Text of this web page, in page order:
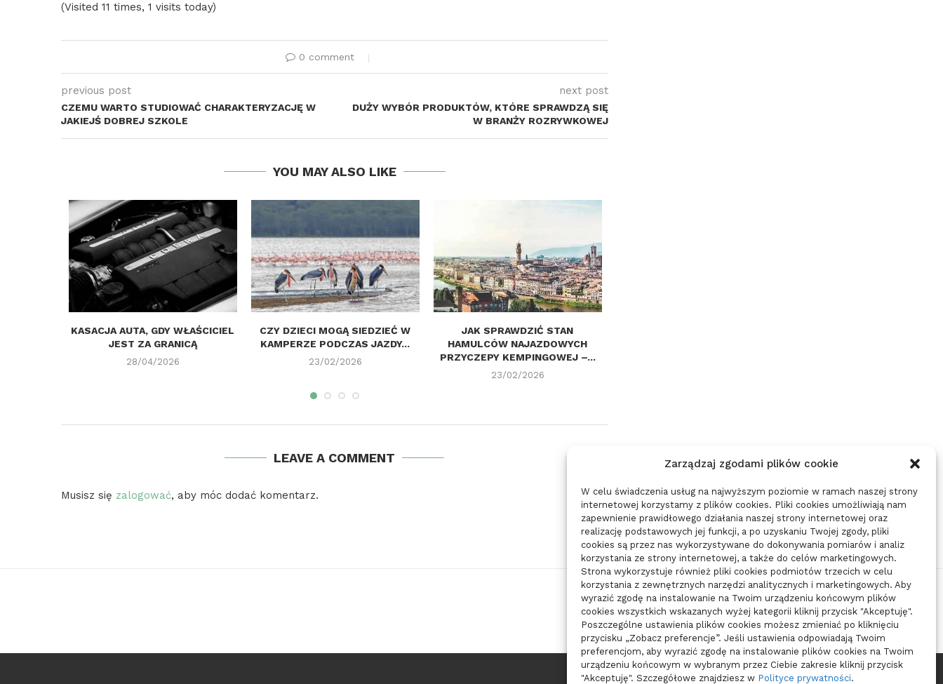
Zarządzaj zgodami plików cookie
W celu świadczenia usług na najwyższym poziomie w ramach naszej strony
internetowej korzystamy z plików cookies. Pliki cookies umożliwiają nam
zapewnienie prawidłowego działania naszej strony internetowej oraz
realizację podstawowych jej funkcji, a po uzyskaniu Twojej zgody, pliki
cookies są przez nas wykorzystywane do dokonywania pomiarów i analiz
korzystania ze strony internetowej, a także do celów marketingowych.
Strona wykorzystuje również pliki cookies podmiotów trzecich w celu
korzystania z zewnętrznych narzędzi analitycznych i marketingowych. Aby
wyrazić zgodę na instalowanie na Twoim urządzeniu końcowym plików
cookies wszystkich wskazanych wyżej kategorii kliknij przycisk "Akceptuję".
Poszczególne ustawienia plików cookies możesz zmieniać po kliknięciu
przycisku „Zobacz preferencje”. Jeśli ustawienia odpowiadają Twoim
preferencjom, aby wyrazić zgodę na instalowanie plików cookies na Twoim
urządzeniu końcowym w wybranym przez Ciebie zakresie kliknij przycisk
"Akceptuję". Szczegółowe znajdziesz w Polityce prywatności.
(Visited 11 times, 1 visits today)
0 comment
previous post
CZEMU WARTO STUDIOWAĆ CHARAKTERYZACJĘ W
JAKIEJŚ DOBREJ SZKOLE
next post
DUŻY WYBÓR PRODUKTÓW, KTÓRE SPRAWDZĄ SIĘ
W BRANŻY ROZRYWKOWEJ
YOU MAY ALSO LIKE
KASACJA AUTA, GDY WŁAŚCICIEL
JEST ZA GRANICĄ
28/04/2026
CZY DZIECI MOGĄ SIEDZIEĆ W
KAMPERZE PODCZAS JAZDY...
23/02/2026
JAK SPRAWDZIĆ STAN
HAMULCÓW NAJAZDOWYCH
PRZYCZEPY KEMPINGOWEJ –...
23/02/2026
LEAVE A COMMENT
Musisz się zalogować, aby móc dodać komentarz.